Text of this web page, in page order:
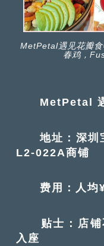
MetPetal遇见花瓣
春鸡，
MetPetal 遇
地址：深圳宝
L2-022A商铺
费用：人均
贴士：店铺
入座